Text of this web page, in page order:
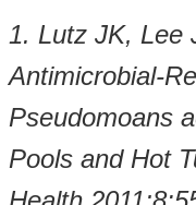
1. Lutz JK, Lee
Antimicrobial-
Pseudomoans
Pools and Hot